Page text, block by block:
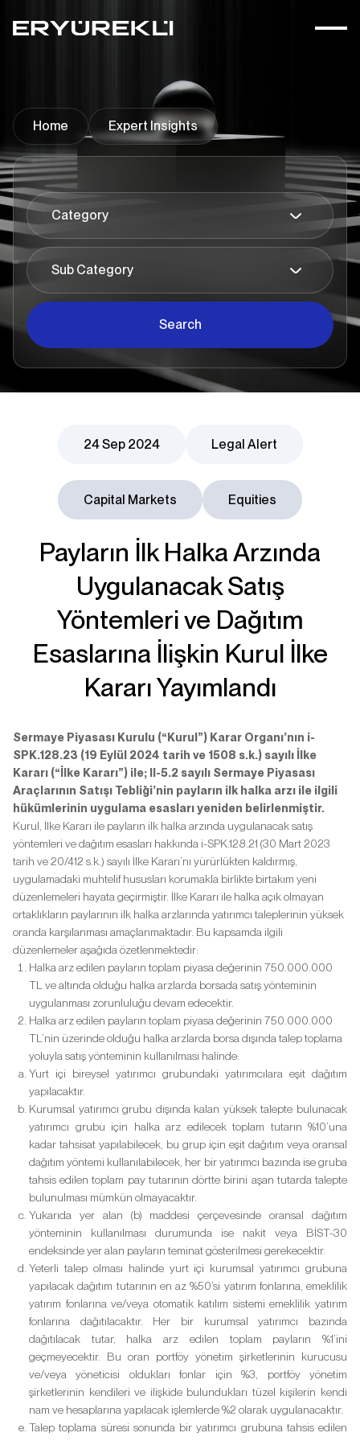
Home Expert Insights
Search
24 Sep 2024 Legal Alert
Capital Markets Equities
Payların İlk Halka Arzında
Uygulanacak Satış
Yöntemleri ve Dağıtım
Esaslarına İlişkin Kurul İlke
Kararı Yayımlandı
Sermaye Piyasası Kurulu (“Kurul”) Karar Organı’nın i-
SPK.128.23 (19 Eylül 2024 tarih ve 1508 s.k.) sayılı İlke
Kararı (“İlke Kararı”) ile; II-5.2 sayılı Sermaye Piyasası
Araçlarının Satışı Tebliği’nin payların ilk halka arzı ile ilgili
hükümlerinin uygulama esasları yeniden belirlenmiştir.
Kurul, İlke Kararı ile payların ilk halka arzında uygulanacak satış
yöntemleri ve dağıtım esasları hakkında i-SPK.128.21 (30 Mart 2023
tarih ve 20/412 s.k.) sayılı İlke Kararı’nı yürürlükten kaldırmış,
uygulamadaki muhtelif hususları korumakla birlikte birtakım yeni
düzenlemeleri hayata geçirmiştir. İlke Kararı ile halka açık olmayan
ortaklıkların paylarının ilk halka arzlarında yatırımcı taleplerinin yüksek
oranda karşılanması amaçlanmaktadır. Bu kapsamda ilgili
düzenlemeler aşağıda özetlenmektedir:
Halka arz edilen payların toplam piyasa değerinin 750.000.000
TL ve altında olduğu halka arzlarda borsada satış yönteminin
uygulanması zorunluluğu devam edecektir.
Halka arz edilen payların toplam piyasa değerinin 750.000.000
TL’nin üzerinde olduğu halka arzlarda borsa dışında talep toplama
yoluyla satış yönteminin kullanılması halinde:
Yurt içi bireysel yatırımcı grubundaki yatırımcılara eşit dağıtım
yapılacaktır.
Kurumsal yatırımcı grubu dışında kalan yüksek talepte bulunacak
yatırımcı grubu için halka arz edilecek toplam tutarın %10’una
kadar tahsisat yapılabilecek, bu grup için eşit dağıtım veya oransal
dağıtım yöntemi kullanılabilecek, her bir yatırımcı bazında ise gruba
tahsis edilen toplam pay tutarının dörtte birini aşan tutarda talepte
bulunulması mümkün olmayacaktır.
Yukarıda yer alan (b) maddesi çerçevesinde oransal dağıtım
yönteminin kullanılması durumunda ise nakit veya BİST-30
endeksinde yer alan payların teminat gösterilmesi gerekecektir.
Yeterli talep olması halinde yurt içi kurumsal yatırımcı grubuna
yapılacak dağıtım tutarının en az %50’si yatırım fonlarına, emeklilik
yatırım fonlarına ve/veya otomatik katılım sistemi emeklilik yatırım
fonlarına dağıtılacaktır. Her bir kurumsal yatırımcı bazında
dağıtılacak tutar, halka arz edilen toplam payların %1’ini
geçmeyecektir. Bu oran portföy yönetim şirketlerinin kurucusu
ve/veya yöneticisi oldukları fonlar için %3, portföy yönetim
şirketlerinin kendileri ve ilişkide bulundukları tüzel kişilerin kendi
nam ve hesaplarına yapılacak işlemlerde %2 olarak uygulanacaktır.
Talep toplama süresi sonunda bir yatırımcı grubuna tahsis edilen